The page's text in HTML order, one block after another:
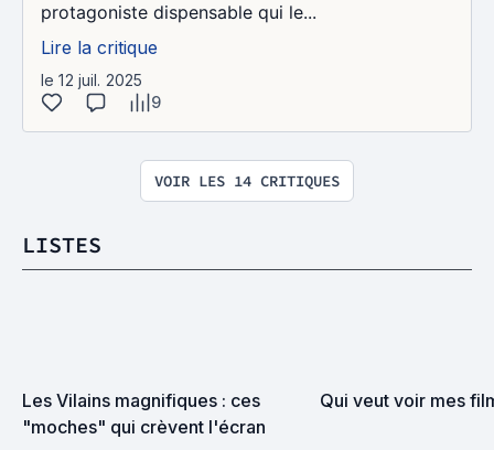
protagoniste dispensable qui le...
Lire la critique
le 12 juil. 2025
9
VOIR LES 14 CRITIQUES
LISTES
Les Vilains magnifiques : ces
"moches" qui crèvent l'écran
Qui veut voir mes